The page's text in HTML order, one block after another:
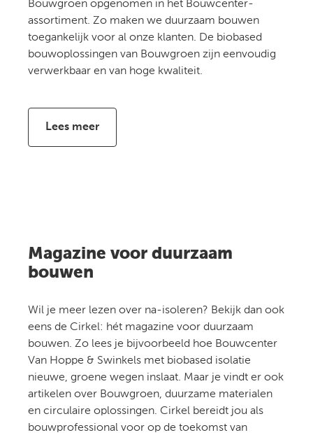
Bouwgroen opgenomen in het Bouwcenter-
assortiment. Zo maken we duurzaam bouwen
toegankelijk voor al onze klanten. De biobased
bouwoplossingen van Bouwgroen zijn eenvoudig
verwerkbaar en van hoge kwaliteit.
Lees meer
Magazine voor duurzaam
bouwen
Wil je meer lezen over na-isoleren? Bekijk dan ook
eens de Cirkel: hét magazine voor duurzaam
bouwen. Zo lees je bijvoorbeeld hoe Bouwcenter
Van Hoppe & Swinkels met biobased isolatie
nieuwe, groene wegen inslaat. Maar je vindt er ook
artikelen over Bouwgroen, duurzame materialen
en circulaire oplossingen. Cirkel bereidt jou als
bouwprofessional voor op de toekomst van